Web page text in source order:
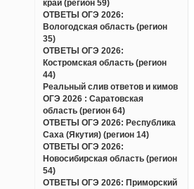
край (регион 59)
ОТВЕТЫ ОГЭ 2026:
Вологодская область (регион
35)
ОТВЕТЫ ОГЭ 2026:
Костромская область (регион
44)
Реальный слив ответов и кимов
ОГЭ 2026 : Саратовская
область (регион 64)
ОТВЕТЫ ОГЭ 2026: Республика
Саха (Якутия) (регион 14)
ОТВЕТЫ ОГЭ 2026:
Новосибирская область (регион
54)
ОТВЕТЫ ОГЭ 2026: Приморский